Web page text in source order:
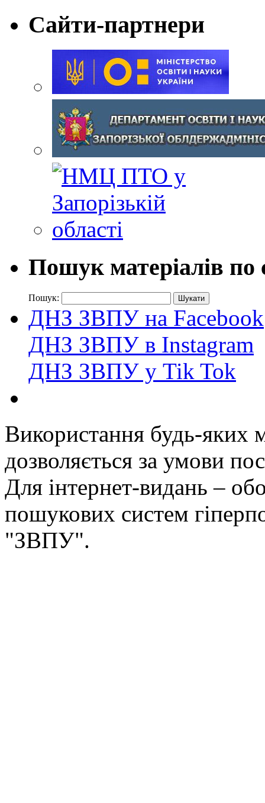
Сайти-партнери
Пошук матеріалів по
Пошук:
ДНЗ ЗВПУ на Facebook
ДНЗ ЗВПУ в Instagram
ДНЗ ЗВПУ у Tik Tok
Використання будь-яких
дозволяється за умови
Для інтернет-видань –
пошукових систем
"ЗВПУ".